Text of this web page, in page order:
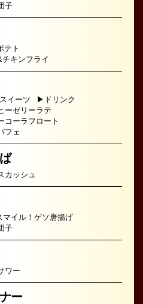
子
テト
キンフライ
イーツ
▶ドリンク
ーゼリーラテ
コーラフロート
フェ
カッシュ
イル！ゲソ唐揚げ
子
ワー
ー